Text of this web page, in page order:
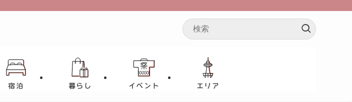
宿泊 暮らし イベント エリア